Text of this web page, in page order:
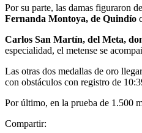
Por su parte, las damas figuraron
Fernanda Montoya, de Quindío
Carlos San Martín, del Meta,
especialidad, el metense se
Las otras dos medallas de oro
con obstáculos con registro de
Por último, en la prueba de 1.500
Compartir: